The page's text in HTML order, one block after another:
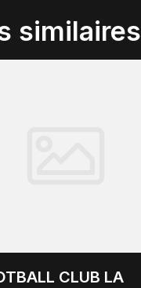
similaires
CLUB LA